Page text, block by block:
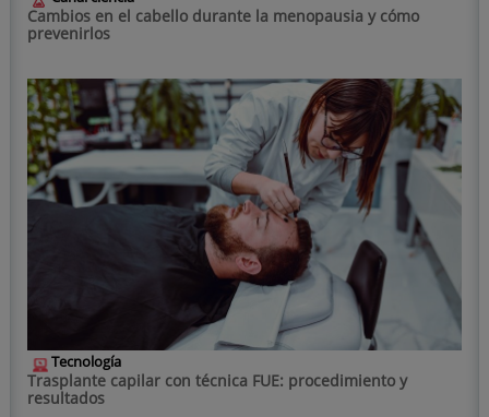
Cambios en el cabello durante la menopausia y cómo
prevenirlos
Tecnología
Trasplante capilar con técnica FUE: procedimiento y
resultados